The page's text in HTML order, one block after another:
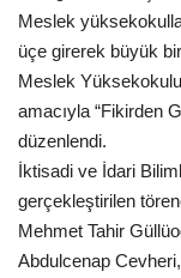
Yaşam
İletişim
Sağlık
Kültür Sanat
Meslek
üçe girerek büyük
Meslek
amacıyla “Fikirden
düzenlendi.
İktisadi ve İdari
gerçekleştirilen
Mehmet Tahir
Abdulcenap